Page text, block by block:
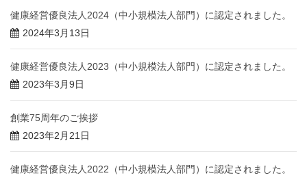
健康経営優良法人2024（中小規模法人部門）に認定されました。
2024年3月13日
健康経営優良法人2023（中小規模法人部門）に認定されました。
2023年3月9日
創業75周年のご挨拶
2023年2月21日
健康経営優良法人2022（中小規模法人部門）に認定されました。